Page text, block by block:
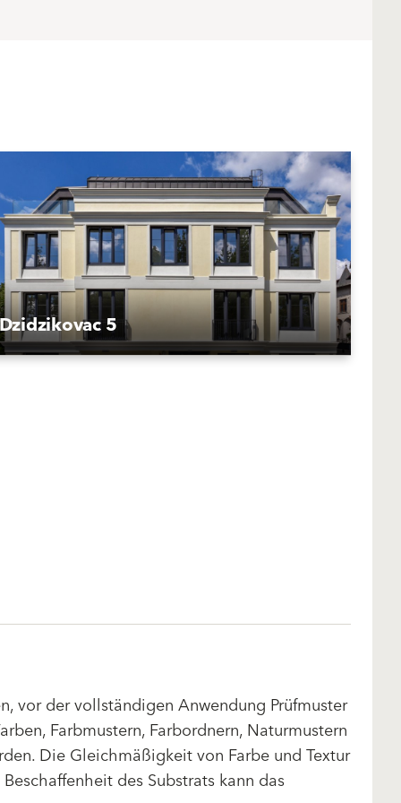
5
vor der vollständigen Anwendung Prüfmuster
Farbmustern, Farbordnern, Naturmustern
Die Gleichmäßigkeit von Farbe und Textur
des Substrats kann das